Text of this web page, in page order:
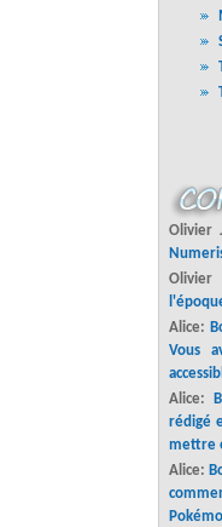
Olivier
Olivier
Alice:
Vous
Alice:
rédigé
mettre
Alice: